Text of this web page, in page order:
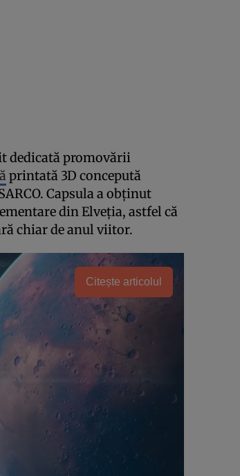
dedicată promovării
printată 3D concepută
Capsula a obținut
din Elveția, astfel că
chiar de anul viitor.
Citește articolul